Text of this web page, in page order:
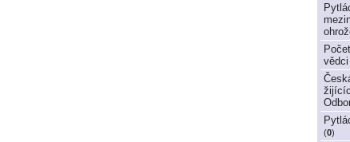
vědci
(0)